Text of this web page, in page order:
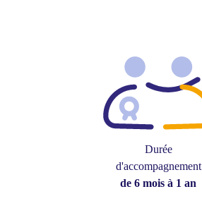
Durée
d'accompagnement
de 6 mois à 1 an